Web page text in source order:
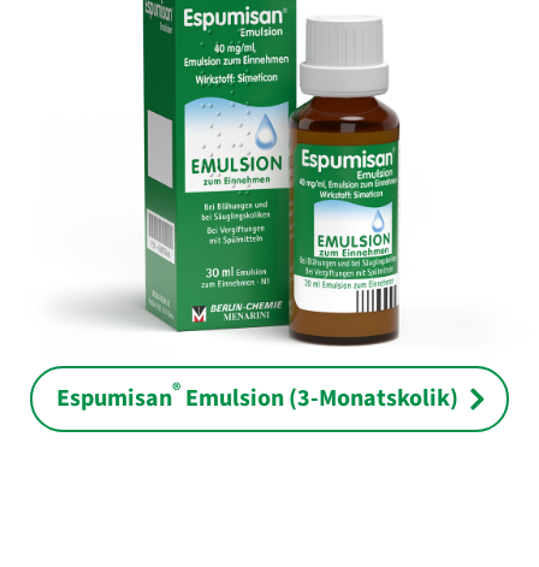
Espumisan® Emulsion (3-Monatskolik)